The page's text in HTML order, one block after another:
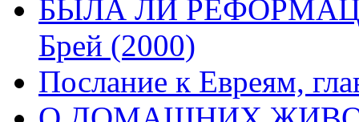
БЫЛА ЛИ
Брей (2000)
Послание к Евреям,